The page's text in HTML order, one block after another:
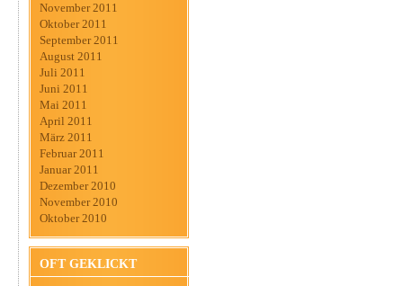
November 2011
Oktober 2011
September 2011
August 2011
Juli 2011
Juni 2011
Mai 2011
April 2011
März 2011
Februar 2011
Januar 2011
Dezember 2010
November 2010
Oktober 2010
OFT GEKLICKT